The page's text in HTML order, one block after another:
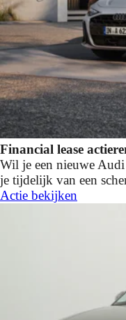
Financial lease
Wil je een nieuwe
je tijdelijk van een
Actie bekijken